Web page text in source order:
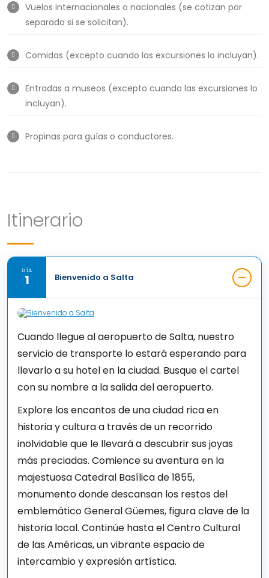
Vuelos internacionales o nacionales (se cotizan por
separado si se solicitan).
Comidas (excepto cuando las excursiones lo incluyan).
Entradas a museos (excepto cuando las excursiones lo
incluyan).
Propinas para guías o conductores.
Itinerario
DÍA
1 Bienvenido a Salta
Cuando llegue al aeropuerto de Salta, nuestro
servicio de transporte lo estará esperando para
llevarlo a su hotel en la ciudad. Busque el cartel
con su nombre a la salida del aeropuerto.
Explore los encantos de una ciudad rica en
historia y cultura a través de un recorrido
inolvidable que le llevará a descubrir sus joyas
más preciadas. Comience su aventura en la
majestuosa Catedral Basílica de 1855,
monumento donde descansan los restos del
emblemático General Güemes, figura clave de la
historia local. Continúe hasta el Centro Cultural
de las Américas, un vibrante espacio de
intercambio y expresión artística.